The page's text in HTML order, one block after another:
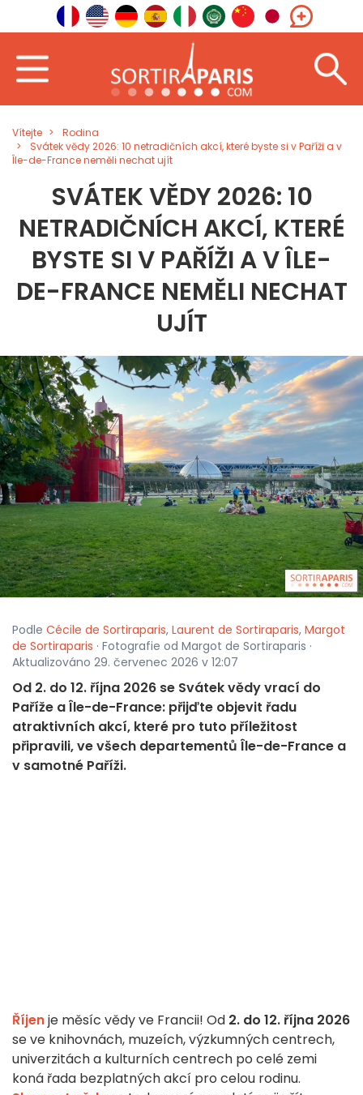
Vítejte
Rodina
Svátek vědy 2026: 10 netradičních akcí, které byste si v Paříži a v
Île-de-France neměli nechat ujít
SVÁTEK VĚDY 2026: 10
NETRADIČNÍCH AKCÍ, KTERÉ
BYSTE SI V PAŘÍŽI A V ÎLE-
DE-FRANCE NEMĚLI NECHAT
UJÍT
Podle Cécile de Sortiraparis, Laurent de Sortiraparis, Margot
de Sortiraparis · Fotografie od Margot de Sortiraparis ·
Aktualizováno 29. červenec 2026 v 12:07
Od 2. do 12. října 2026 se Svátek vědy vrací do
Paříže a Île-de-France: přijďte objevit řadu
atraktivních akcí, které pro tuto příležitost
připravili, ve všech departementů Île-de-France a
v samotné Paříži.
Říjenje měsíc vědy ve Francii! Od 2. do 12. října 2026
se ve knihovnách, muzeích, výzkumných centrech,
univerzitách a kulturních centrech po celé zemi
koná řada bezplatných akcí pro celou rodinu.